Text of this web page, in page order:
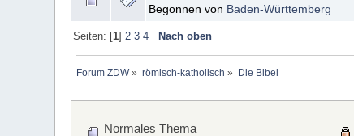
Begonnen von Baden-Württemberg
Seiten: [1] 2 3 4 Nach oben
Forum ZDW» römisch-katholisch » Die Bibel
Normales Thema